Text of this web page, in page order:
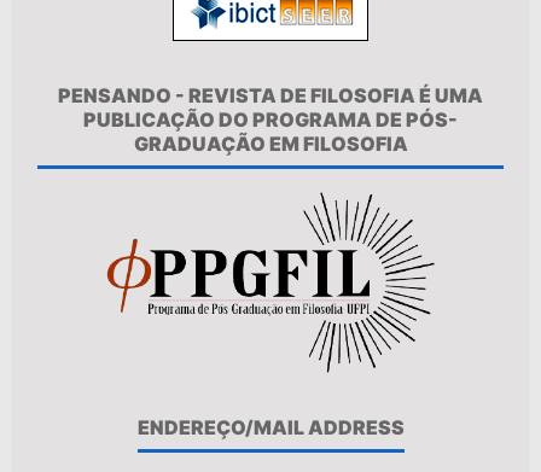
PENSANDO - REVISTA DE FILOSOFIA É UMA
PUBLICAÇÃO DO PROGRAMA DE PÓS-
GRADUAÇÃO EM FILOSOFIA
ENDEREÇO/MAIL ADDRESS